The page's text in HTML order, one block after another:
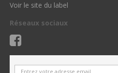
Voir le site du label
Réseaux sociaux